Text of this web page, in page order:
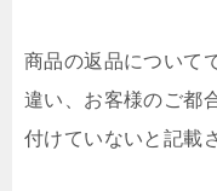
商品の返品について
違い、お客様のご都
付けていないと記載